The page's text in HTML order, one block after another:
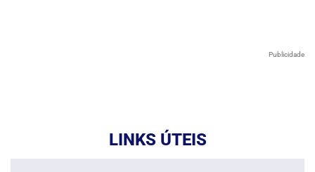
Publicidade
LINKS ÚTEIS